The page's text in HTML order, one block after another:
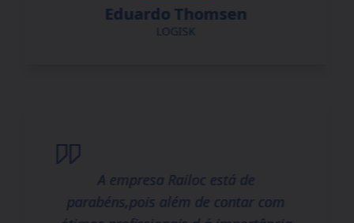
Eduardo Thomsen
LOGISK
A empresa Railoc está de
parabéns,pois além de contar com